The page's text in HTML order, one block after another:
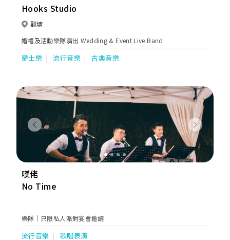
Hooks Studio
觀塘
婚禮及活動樂隊演出 Wedding & Event Live Band
爵士樂 流行音樂 古典音樂
Previous Next
嘆佬
No Time
樂隊｜只限私人派對宴會邀請
流行音樂 歌唱表演